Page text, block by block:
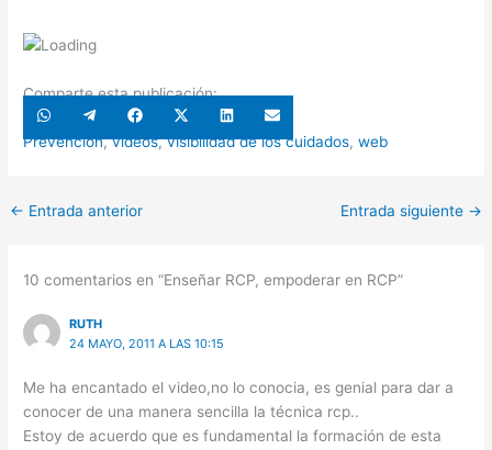
Comparte esta publicación:
Compartir
WhatsApp
Compartir
Telegram
Compartir
Facebook
Compartir
X
(Twitter)
Compartir
LinkedIn
Compartir
en
Email
Prevención,vídeos,visibilidad de los cuidados,web
← Entrada anterior Entrada siguiente →
10 comentarios en “Enseñar RCP, empoderar en RCP”
RUTH
24 MAYO, 2011 A LAS 10:15
Me ha encantado el video,no lo conocia, es genial para dar a
conocer de una manera sencilla la técnica rcp..
Estoy de acuerdo que es fundamental la formación de esta